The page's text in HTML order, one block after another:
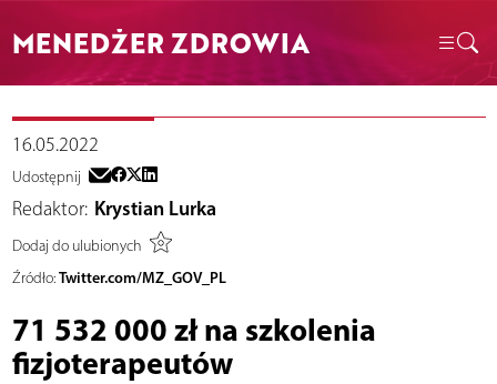
MENEDŻER ZDROWIA
16.05.2022
Udostępnij
Redaktor: Krystian Lurka
Dodaj do ulubionych
Źródło: Twitter.com/MZ_GOV_PL
71 532 000 zł na szkolenia
fizjoterapeutów